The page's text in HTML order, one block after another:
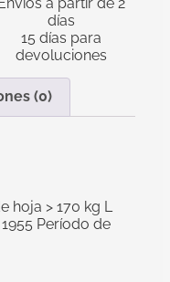
días
15 días para
devoluciones
(0)
hoja > 170 kg L
Período de